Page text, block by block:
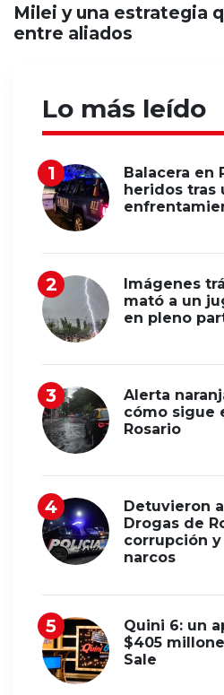
Milei y una estrategia
entre aliados
Lo más leído
Balacera en
heridos tras
Imágenes
mató a un
en pleno
Alerta
cómo sigue
Rosario
Detuvieron
Drogas de
corrupción
narcos
Quini 6: un
$405
Sale